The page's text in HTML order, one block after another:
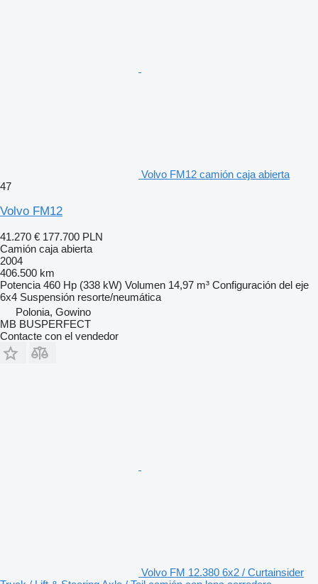
Volvo FM12 camión caja abierta
47
Volvo FM12
41.270 € 177.700 PLN
Camión caja abierta
2004
406.500 km
Potencia 460 Hp (338 kW) Volumen 14,97 m³ Configuración del eje
6x4 Suspensión resorte/neumática
Polonia, Gowino
MB BUSPERFECT
Contacte con el vendedor
Volvo FM 12.380 6x2 / Curtainsider